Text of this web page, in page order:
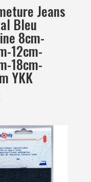
Jeans
Bleu
8cm-
12cm-
18cm-
YKK